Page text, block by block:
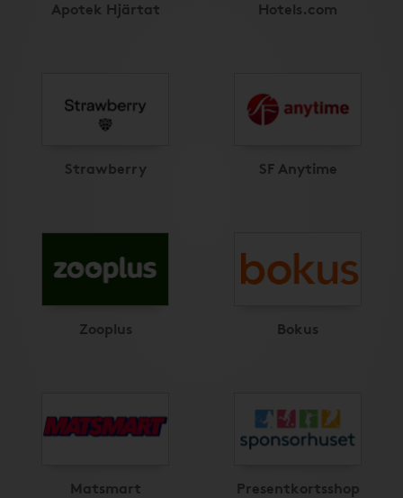
Apotek Hjärtat Hotels.com
Strawberry SF Anytime
Zooplus Bokus
Matsmart Presentkortsshop